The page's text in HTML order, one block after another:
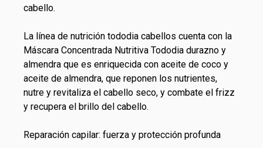
cabello.
La línea de nutrición tododia cabellos cuenta con la
Máscara Concentrada Nutritiva Tododia durazno y
almendra que es enriquecida con aceite de coco y
aceite de almendra, que reponen los nutrientes,
nutre y revitaliza el cabello seco, y combate el frizz
y recupera el brillo del cabello.
Reparación capilar: fuerza y protección profunda